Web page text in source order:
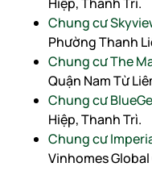
Chung cư
Phường Thanh
Chung cư The
Quận Nam Từ
Chung cư
Hiệp, Thanh Trì.
Chung cư
Vinhomes